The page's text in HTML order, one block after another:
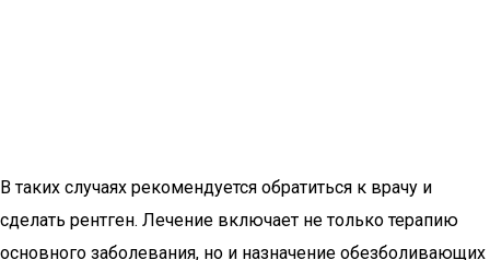
В таких случаях рекомендуется обратиться к врачу и
сделать рентген. Лечение включает не только терапию
основного заболевания, но и назначение обезболивающих